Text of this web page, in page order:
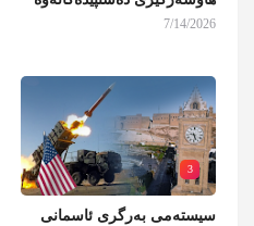
7/14/2026
3
سیستەمی بەرگری ئاسمانی